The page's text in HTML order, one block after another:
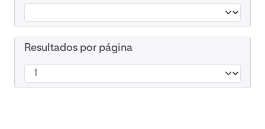
Resultados por página